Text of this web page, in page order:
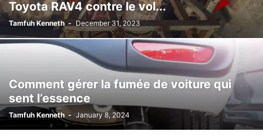
Toyota RAV4 contre le vol...
Tamfuh Kenneth - December 31, 2023
Comment gérer la fumée de voiture qui
sent l’essence
Tamfuh Kenneth - January 8, 2024